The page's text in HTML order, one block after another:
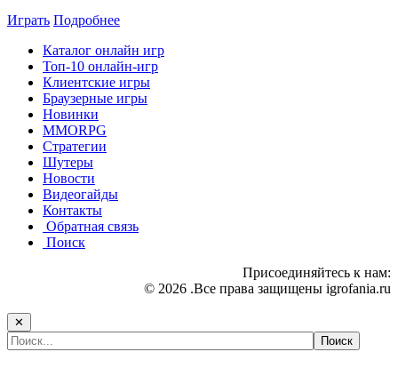
Играть Подробнее
Каталог онлайн игр
Топ-10 онлайн-игр
Клиентские игры
Браузерные игры
Новинки
MMORPG
Стратегии
Шутеры
Новости
Видеогайды
Контакты
Обратная связь
Поиск
Присоединяйтесь к нам:
© 2026 .Все права защищены igrofania.ru
✕